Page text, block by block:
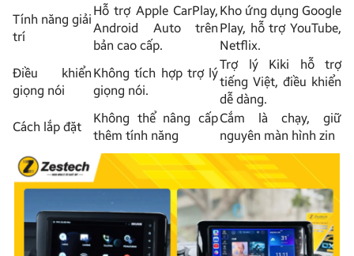
Tính năng giải
trí
Hỗ trợ Apple CarPlay,
Android Auto trên
bản cao cấp.
Kho ứng dụng Google
Play, hỗ trợ YouTube,
Netflix.
Điều khiển
giọng nói
Không tích hợp trợ lý
giọng nói.
Trợ lý Kiki hỗ trợ
tiếng Việt, điều khiển
dễ dàng.
Cách lắp đặt
Không thể nâng cấp
thêm tính năng
Cắm là chạy, giữ
nguyên màn hình zin